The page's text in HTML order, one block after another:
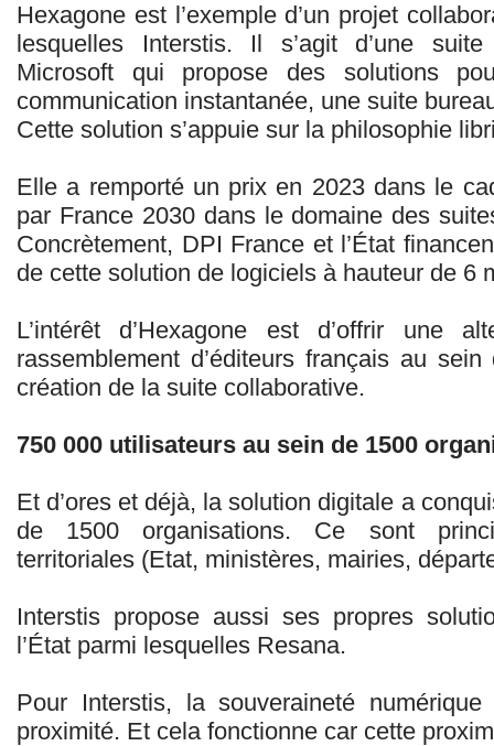
Hexagone est l’exemple d’un projet
lesquelles Interstis. Il s’agit d’une
Microsoft qui propose des solutions
communication instantanée, une suite
Cette solution s’appuie sur la philosophie
Elle a remporté un prix en 2023 dans le
par France 2030 dans le domaine des
Concrètement, DPI France et l’État
de cette solution de logiciels à hauteur de 6
L’intérêt d’Hexagone est d’offrir une
rassemblement d’éditeurs français au
création de la suite collaborative.
750 000 utilisateurs au sein de 1500
Et d’ores et déjà, la solution digitale a
de 1500 organisations. Ce sont
territoriales (Etat, ministères, mairies,
Interstis propose aussi ses propres
l’État parmi lesquelles Resana.
Pour Interstis, la souveraineté
proximité. Et cela fonctionne car cette